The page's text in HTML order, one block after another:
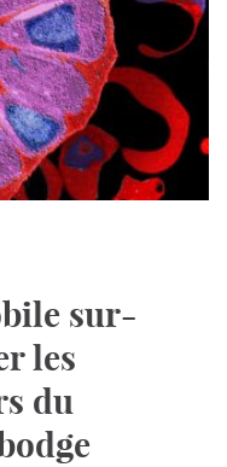
sur-
les
du